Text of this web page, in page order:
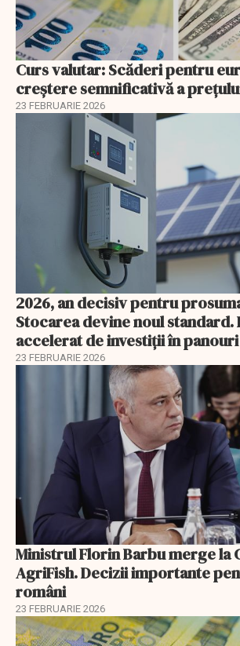
Curs valutar: Scăderi pentru
creștere semnificativă a
23 FEBRUARIE 2026
2026, an decisiv pentru
Stocarea devine noul standard.
accelerat de investiții în
23 FEBRUARIE 2026
Ministrul Florin Barbu merge la
AgriFish. Decizii importante
români
23 FEBRUARIE 2026